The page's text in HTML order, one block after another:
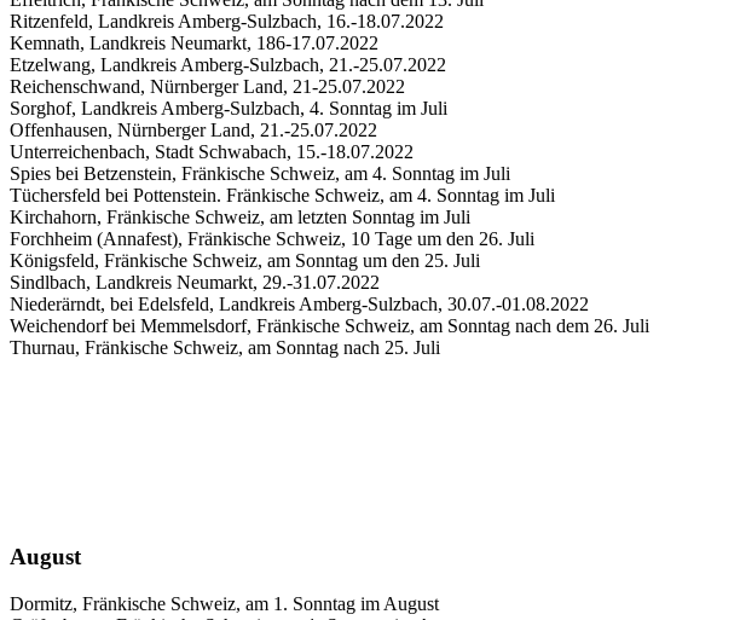
Ritzenfeld, Landkreis Amberg-Sulzbach, 16.-18.07.2022
Kemnath, Landkreis Neumarkt, 186-17.07.2022
Etzelwang, Landkreis Amberg-Sulzbach, 21.-25.07.2022
Reichenschwand, Nürnberger Land, 21-25.07.2022
Sorghof, Landkreis Amberg-Sulzbach, 4. Sonntag im Juli
Offenhausen, Nürnberger Land, 21.-25.07.2022
Unterreichenbach, Stadt Schwabach, 15.-18.07.2022
Spies bei Betzenstein, Fränkische Schweiz, am 4. Sonntag im Juli
Tüchersfeld bei Pottenstein. Fränkische Schweiz, am 4. Sonntag im Juli
Kirchahorn, Fränkische Schweiz, am letzten Sonntag im Juli
Forchheim (Annafest), Fränkische Schweiz, 10 Tage um den 26. Juli
Königsfeld, Fränkische Schweiz, am Sonntag um den 25. Juli
Sindlbach, Landkreis Neumarkt, 29.-31.07.2022
Niederärndt, bei Edelsfeld, Landkreis Amberg-Sulzbach, 30.07.-01.08.2022
Weichendorf bei Memmelsdorf, Fränkische Schweiz, am Sonntag nach dem 26. Juli
Thurnau, Fränkische Schweiz, am Sonntag nach 25. Juli
August
Dormitz, Fränkische Schweiz, am 1. Sonntag im August